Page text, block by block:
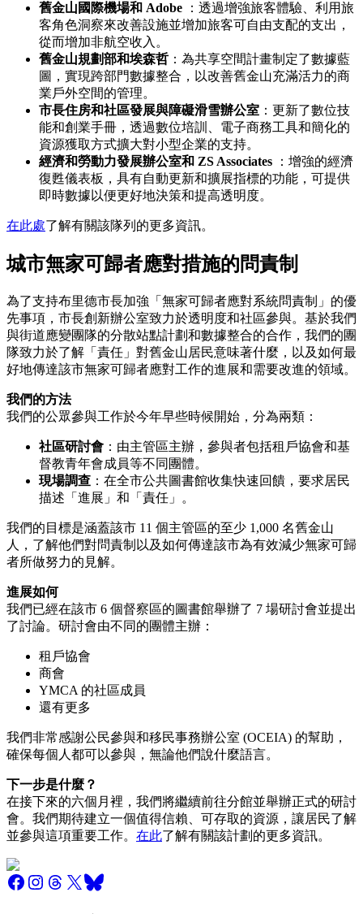
舊金山國際機場和 Adob​​e ：透過增強旅客體驗、利用旅
客角色洞察來改善設施並增加旅客可自由支配的支出，
從而增加非航空收入。
舊金山規劃部和埃森哲 ：為共享空間計畫制定了數據藍
圖，實現跨部門數據整合，以改善舊金山充滿活力的商
業戶外空間的管理。
市長住房和社區發展與障礙滑雪辦公室 ：更新了數位技
能和創業手冊，透過數位培訓、電子商務工具和簡化的
資源獲取方式擴大對小型企業的支持。
經濟和勞動力發展辦公室和 ZS Associates ：增強的經濟
復甦儀表板，具有自動更新和擴展指標的功能，可提供
即時數據以便更好地決策和提高透明度。
在此處了解有關該隊列的更多資訊。
城市無家可歸者應對措施的問責制
為了支持布里德市長加強「無家可歸者應對系統問責制」的優
先事項，市長創新辦公室致力於透明度和社區參與。基於我們
與街道應變團隊的分散站點計劃和數據整合的合作，我們的團
隊致力於了解「責任」對舊金山居民意味著什麼，以及如何最
好地傳達該市無家可歸者應對工作的進展和需要改進的領域。
我們的方法
我們的公眾參與工作於今年早些時候開始，分為兩類：
社區研討會 ：由主管區主辦，參與者包括租戶協會和基
督教青年會成員等不同團體。
現場調查 ：在全市公共圖書館收集快速回饋，要求居民
描述「進展」和「責任」。
我們的目標是涵蓋該市 11 個主管區的至少 1,000 名舊金山
人，了解他們對問責制以及如何傳達該市為有效減少無家可歸
者所做努力的見解。
進展如何
我們已經在該市 6 個督察區的圖書館舉辦了 7 場研討會並提出
了討論。研討會由不同的團體主辦：
租戶協會
商會
YMCA 的社區成員
還有更多
我們非常感謝公民參與和移民事務辦公室 (OCEIA) 的幫助，
確保每個人都可以參與，無論他們說什麼語言。
下一步是什麼？
在接下來的六個月裡，我們將繼續前往分館並舉辦正式的研討
會。我們期待建立一個值得信賴、可存取的資源，讓居民了解
並參與這項重要工作。 在此了解有關該計劃的更多資訊。